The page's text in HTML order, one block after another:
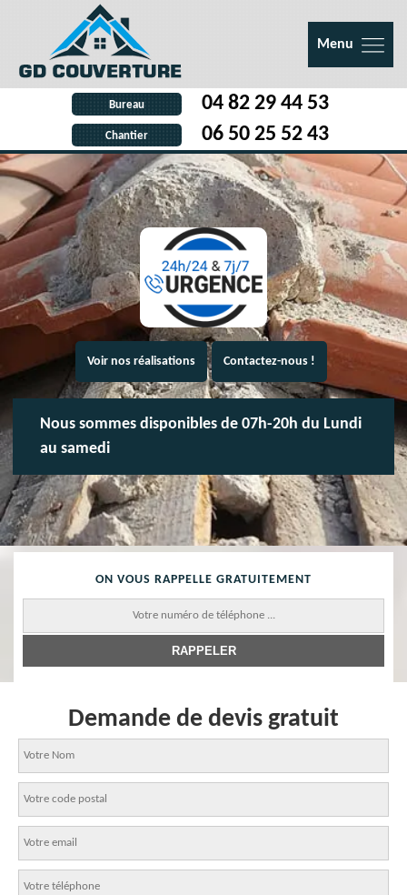
Menu
Bureau 04 82 29 44 53
Chantier 06 50 25 52 43
Voir nos réalisations Contactez-nous !
Nous sommes disponibles de 07h-20h du Lundi
au samedi
ON VOUS RAPPELLE GRATUITEMENT
Demande de devis gratuit